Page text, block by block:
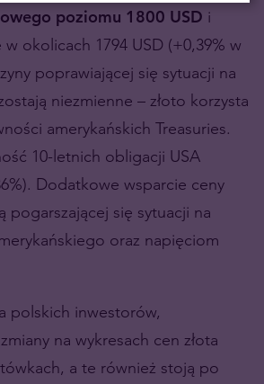
poziomu 1800 USD i
okolicach 1794 USD (+0,39% w
poprawiającej się sytuacji na
niezmienne – złoto korzysta
amerykańskich Treasuries.
10-letnich obligacji USA
Dodatkowe wsparcie ceny
pogarszającej się sytuacji na
oraz napięciom
polskich inwestorów,
na wykresach cen złota
a te również stoją po